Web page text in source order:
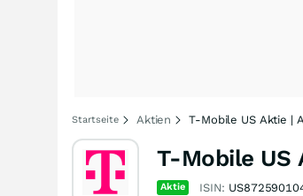
Startseite Aktien T-Mobile US Aktie |
T-Mobile US
Aktie ISIN: